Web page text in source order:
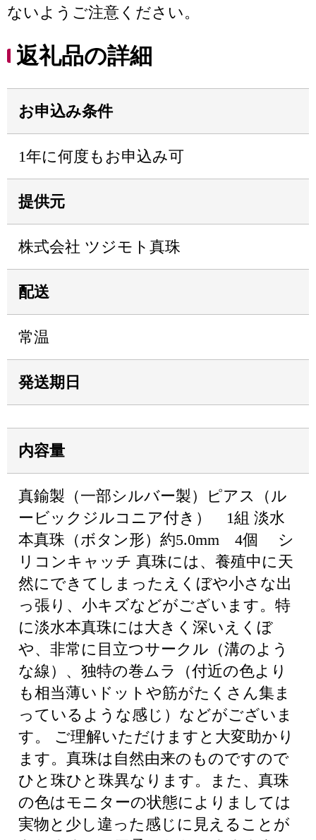
ないようご注意ください。
返礼品の詳細
お申込み条件
1年に何度もお申込み可
提供元
株式会社 ツジモト真珠
配送
常温
発送期日
内容量
真鍮製（一部シルバー製）ピアス（ル
ービックジルコニア付き） 1組 淡水
本真珠（ボタン形）約5.0mm 4個 シ
リコンキャッチ 真珠には、養殖中に天
然にできてしまったえくぼや小さな出
っ張り、小キズなどがございます。特
に淡水本真珠には大きく深いえくぼ
や、非常に目立つサークル（溝のよう
な線）、独特の巻ムラ（付近の色より
も相当薄いドットや筋がたくさん集ま
っているような感じ）などがございま
す。 ご理解いただけますと大変助かり
ます。真珠は自然由来のものですので
ひと珠ひと珠異なります。また、真珠
の色はモニターの状態によりましては
実物と少し違った感じに見えることが